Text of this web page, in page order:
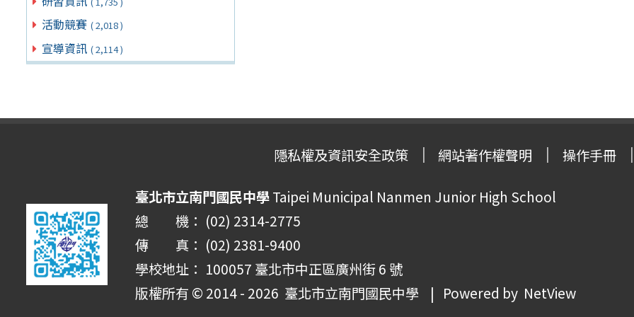
活動競賽 ( 2,018 )
宣導資訊 ( 2,114 )
隱私權及資訊安全政策 網站著作權聲明 操作手冊
臺北市立南門國民中學Taipei Municipal Nanmen Junior High School
總 機： (02) 2314-2775
傳 真： (02) 2381-9400
學校地址： 100057 臺北市中正區廣州街 6 號
版權所有 © 2014 - 2026 臺北市立南門國民中學 | Powered by NetView